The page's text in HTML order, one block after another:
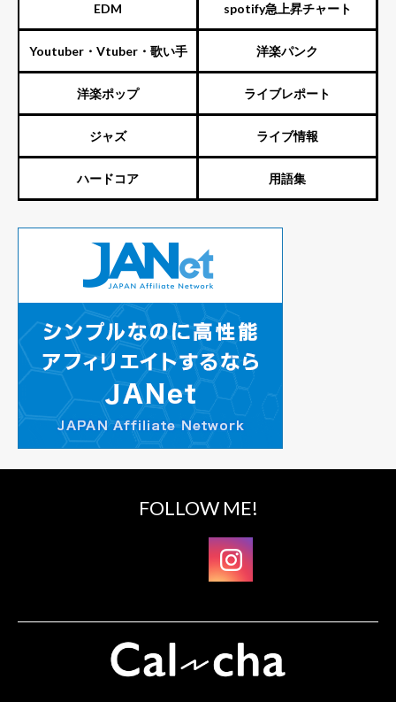
EDM spotify急上昇チャート
Youtuber・Vtuber・歌い手 洋楽パンク
洋楽ポップ ライブレポート
ジャズ ライブ情報
ハードコア 用語集
FOLLOW ME!